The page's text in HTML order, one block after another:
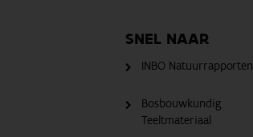
SNEL NAAR
INBO Natuurrapporten
Bosbouwkundig
Teeltmateriaal